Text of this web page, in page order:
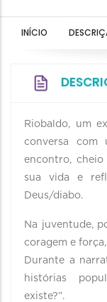
INÍCIO
Riobaldo, um
conversa com
encontro,
sua vida e
Deus/diabo.
Na juventude,
coragem e
Durante a
histórias
existe?”.